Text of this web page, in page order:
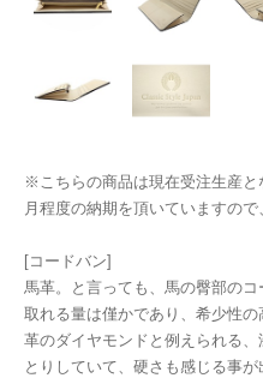
※こちらの商品は現在受注生産と
月程度の納期を頂いていますので
[コードバン]
馬革。と言っても、馬の臀部の
取れる量は僅かであり、希少性の
革のダイヤモンドと例えられる
とりしていて、硬さも感じる事が